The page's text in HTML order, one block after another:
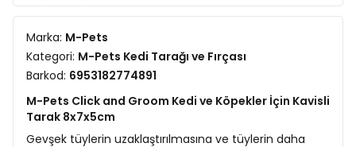
Marka: M-Pets
Kategori: M-Pets Kedi Tarağı ve Fırçası
Barkod: 6953182774891
M-Pets Click and Groom Kedi ve Köpekler İçin Kavisli
Tarak 8x7x5cm
Gevşek tüylerin uzaklaştırılmasına ve tüylerin daha